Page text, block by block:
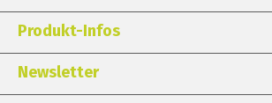
Produkt-Infos
Newsletter